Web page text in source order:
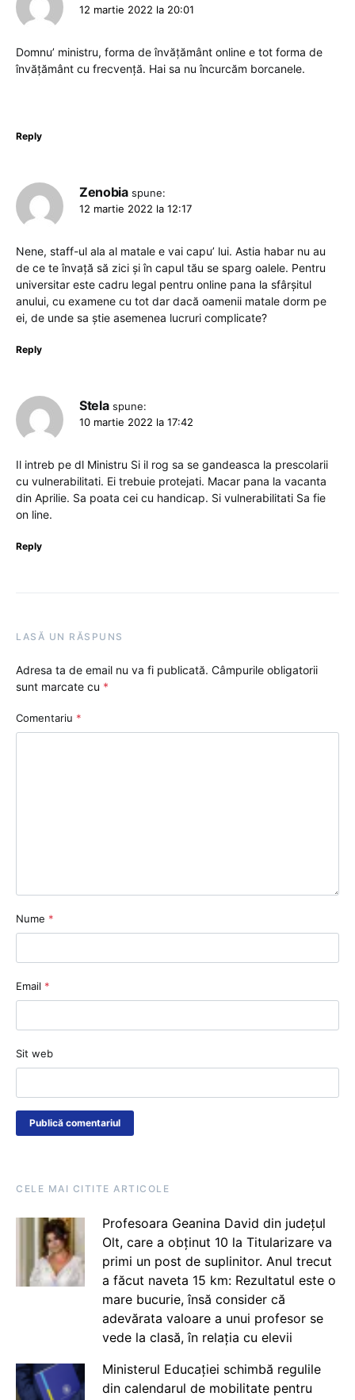
12 martie 2022 la 20:01
Domnu’ ministru, forma de învățământ online e tot forma de
învățământ cu frecvență. Hai sa nu încurcăm borcanele.
Reply
Zenobia spune:
12 martie 2022 la 12:17
Nene, staff-ul ala al matale e vai capu’ lui. Astia habar nu au
de ce te învață să zici și în capul tău se sparg oalele. Pentru
universitar este cadru legal pentru online pana la sfârșitul
anului, cu examene cu tot dar dacă oamenii matale dorm pe
ei, de unde sa știe asemenea lucruri complicate?
Reply
Stela spune:
10 martie 2022 la 17:42
Il intreb pe dl Ministru Si il rog sa se gandeasca la prescolarii
cu vulnerabilitati. Ei trebuie protejati. Macar pana la vacanta
din Aprilie. Sa poata cei cu handicap. Si vulnerabilitati Sa fie
on line.
Reply
LASĂ UN RĂSPUNS
Adresa ta de email nu va fi publicată. Câmpurile obligatorii
sunt marcate cu *
Comentariu *
Nume *
Email *
Sit web
CELE MAI CITITE ARTICOLE
Profesoara Geanina David din județul
Olt, care a obținut 10 la Titularizare va
primi un post de suplinitor. Anul trecut
a făcut naveta 15 km: Rezultatul este o
mare bucurie, însă consider că
adevărata valoare a unui profesor se
vede la clasă, în relația cu elevii
Ministerul Educației schimbă regulile
din calendarul de mobilitate pentru